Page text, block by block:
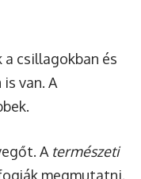
csillagokban és
van. A
A természeti
megmutatni.